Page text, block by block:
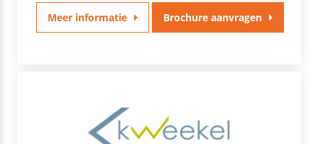
Meer informatie Brochure aanvragen